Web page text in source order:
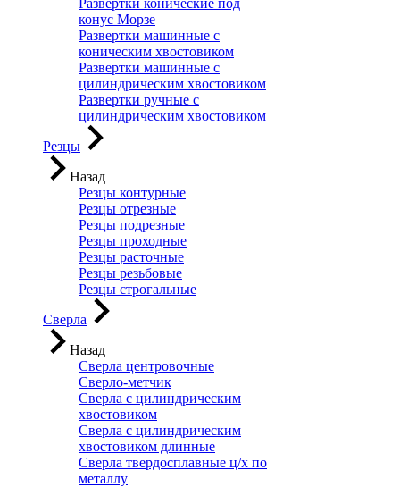
Развертки конические под
конус Морзе
Развертки машинные с
коническим хвостовиком
Развертки машинные с
цилиндрическим хвостовиком
Развертки ручные с
цилиндрическим хвостовиком
Резцы
Назад
Резцы контурные
Резцы отрезные
Резцы подрезные
Резцы проходные
Резцы расточные
Резцы резьбовые
Резцы строгальные
Сверла
Назад
Сверла центровочные
Сверло-метчик
Сверла с цилиндрическим
хвостовиком
Сверла с цилиндрическим
хвостовиком длинные
Сверла твердосплавные ц/х по
металлу